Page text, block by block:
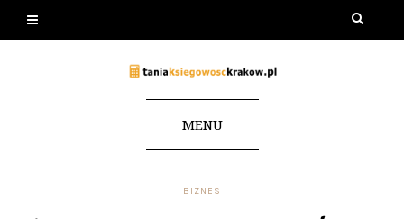
MENU
BIZNES